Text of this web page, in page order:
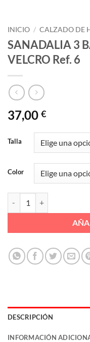
INICIO / CALZADO DE
SANADALIA 3
VELCRO Ref. 6
37,00 €
Talla
Color
DESCRIPCIÓN
INFORMACIÓN